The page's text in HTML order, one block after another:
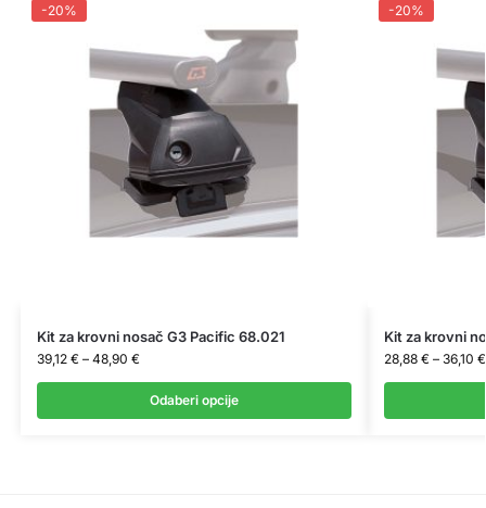
-20%
Kit za krovni nosač G3 Pacific 68.021
39,12 € – 48,90 €
Odaberi opcije
-20%
Kit za krovni
28,88 € – 36,10 €